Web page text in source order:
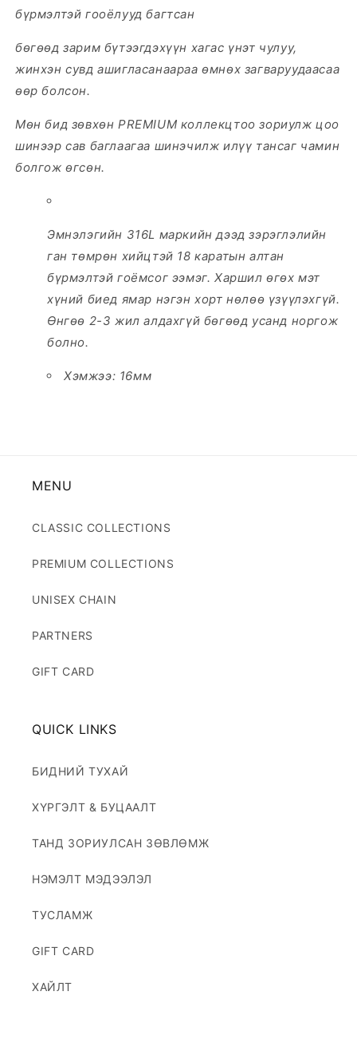
бүрмэлтэй гооёлууд багтсан
бөгөөд зарим бүтээгдэхүүн хагас үнэт чулуу,
жинхэн сувд ашигласанаараа өмнөх загваруудаасаа
өөр болсон.
Мөн бид зөвхөн PREMIUM коллекцтоо зориулж цоо
шинээр сав баглаагаа шинэчилж илүү тансаг чамин
болгож өгсөн.
Эмнэлэгийн 316L маркийн дээд зэрэглэлийн
ган төмрөн хийцтэй 18 каратын алтан
бүрмэлтэй гоёмсог ээмэг. Харшил өгөх мэт
хүний биед ямар нэгэн хорт нөлөө үзүүлэхгүй.
Өнгөө 2-3 жил алдахгүй бөгөөд усанд норгож
болно.
Хэмжээ: 16мм
MENU
CLASSIC COLLECTIONS
PREMIUM COLLECTIONS
UNISEX CHAIN
PARTNERS
GIFT CARD
QUICK LINKS
БИДНИЙ ТУХАЙ
ХҮРГЭЛТ & БУЦААЛТ
ТАНД ЗОРИУЛСАН ЗӨВЛӨМЖ
НЭМЭЛТ МЭДЭЭЛЭЛ
ТУСЛАМЖ
GIFT CARD
ХАЙЛТ